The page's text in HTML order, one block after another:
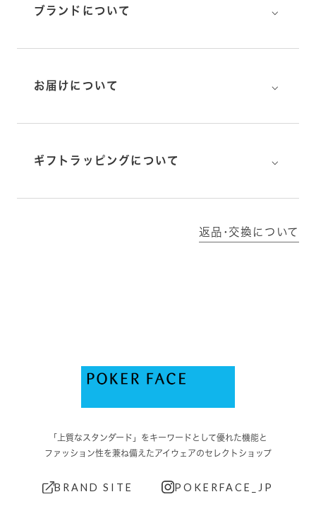
ブランドについて ⌵
お届けについて ⌵
ギフトラッピングについて ⌵
返品･交換について
「上質なスタンダード」をキーワードとして優れた機能と
ファッション性を兼ね備えたアイウェアのセレクトショップ
BRAND SITE POKERFACE_JP